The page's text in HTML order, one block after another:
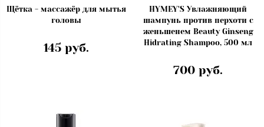
Щётка - массажёр для мытья
головы
145 руб.
HYMEY'S Увлажняющий
шампунь против перхоти с
женьшенем Beauty Ginseng
Hidrating Shampoo, 500 мл
700 руб.